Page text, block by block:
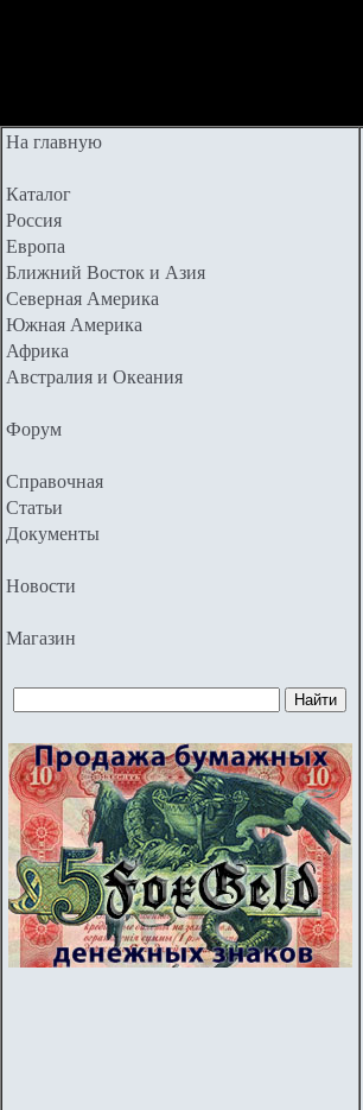
На главную
Каталог
Россия
Европа
Ближний Восток и Азия
Северная Америка
Южная Америка
Африка
Австралия и Океания
Форум
Справочная
Статьи
Документы
Новости
Магазин